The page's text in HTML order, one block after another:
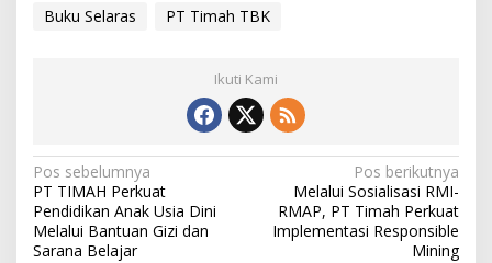
Buku Selaras PT Timah TBK
Ikuti Kami
Navigasi
pos
Pos sebelumnya
PT TIMAH Perkuat
Pendidikan Anak Usia Dini
Melalui Bantuan Gizi dan
Sarana Belajar
Pos berikutnya
Melalui Sosialisasi RMI-
RMAP, PT Timah Perkuat
Implementasi Responsible
Mining